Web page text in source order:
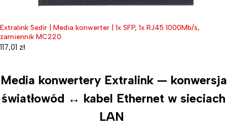
Extralink Sedir | Media konwerter | 1x SFP, 1x RJ45 1000Mb/s,
zamiennik MC220
117,01 zł
Media konwertery Extralink — konwersja
światłowód ↔ kabel Ethernet w sieciach
LAN